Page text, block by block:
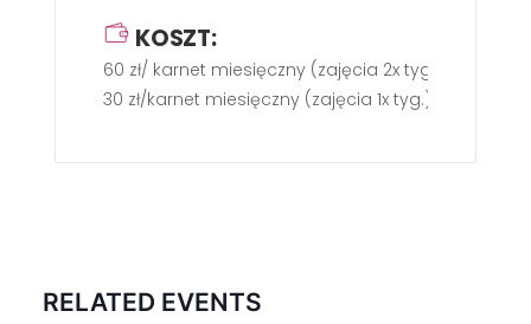
KOSZT:
60 zł/ karnet miesięczny (zajęcia 2x tyg.).
30 zł/karnet miesięczny (zajęcia 1x tyg.).
RELATED EVENTS